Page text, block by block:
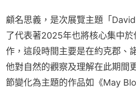
顧名思義，是次展覽主題「
了代表著2025年也將核心集中於
作，這段時間主要是在約克郡、
他對自然的觀察及理解在此期間
節變化為主題的作品如《May